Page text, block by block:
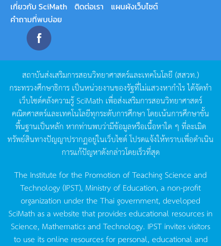
เกี่ยวกับ SciMath ติดต่อเรา
แผนผังเว็บไซต์
คำถามที่พบบ่อย
สถาบันส่งเสริมการสอนวิทยาศาสตร์และเทคโนโลยี (สสวท.)
กระทรวงศึกษาธิการ เป็นหน่วยงานของรัฐที่ไม่แสวงหากำไรได้จัดทำ
เว็บไซต์คลังความรู้SciMath เพื่อส่งเสริมการสอนวิทยาศาสตร์
คณิตศาสตร์และเทคโนโลยีทุกระดับการศึกษา โดยเน้นการศึกษาขั้น
พื้นฐานเป็นหลัก หากท่านพบว่ามีข้อมูลหรือเนื้อหาใด ๆ ที่ละเมิด
ทรัพย์สินทางปัญญาปรากฏอยู่ในเว็บไซต์โปรดแจ้งให้ทราบเพื่อดำเนิน
การแก้ปัญหาดังกล่าวโดยเร็วที่สุด
The Institute for the Promotion of Teaching Science and
Technology (IPST), Ministry of Education, a non-profit
organization under the Thai government, developed
SciMath as a website that provides educational resources in
Science, Mathematics and Technology. IPST invites visitors
to use its online resources for personal, educational and